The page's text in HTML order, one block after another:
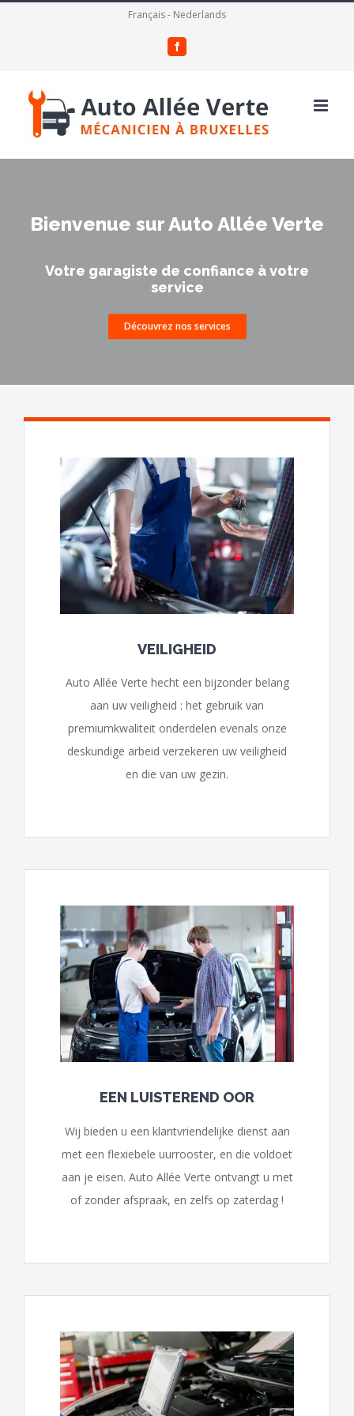
Français- Nederlands
Bienvenue sur Auto Allée Verte
Votre garagiste de confiance à votre
service
Découvrez nos services
VEILIGHEID
Auto Allée Verte hecht een bijzonder belang
aan uw veiligheid : het gebruik van
premiumkwaliteit onderdelen evenals onze
deskundige arbeid verzekeren uw veiligheid
en die van uw gezin.
EEN LUISTEREND OOR
Wij bieden u een klantvriendelijke dienst aan
met een flexiebele uurrooster, en die voldoet
aan je eisen. Auto Allée Verte ontvangt u met
of zonder afspraak, en zelfs op zaterdag !